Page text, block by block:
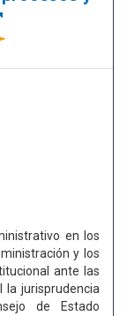
en los
y los
ante las
la jurisprudencia
de Estado